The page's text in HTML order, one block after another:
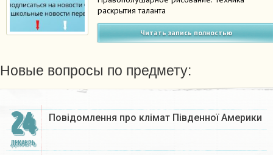
раскрытия таланта
Читать запись полностью
Новые вопросы по предмету:
24
ДЕКАБРЬ
Повідомлення про клімат Південної Америки